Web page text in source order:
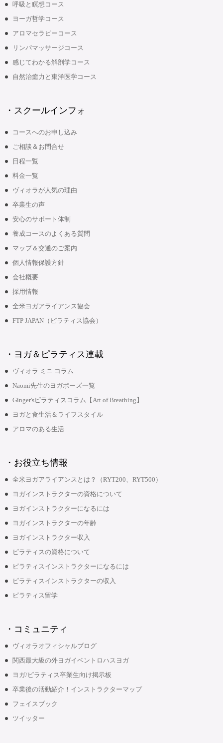
呼吸と瞑想コース
ヨーガ哲学コース
アロマセラピーコース
リンパマッサージコース
感じてわかる解剖学コース
自然治癒力と東洋医学コース
・スクールインフォ
コースへのお申し込み
ご相談＆お問合せ
日程一覧
料金一覧
ヴィオラが人気の理由
卒業生の声
安心のサポート体制
養成コースのよくある質問
マップ＆交通のご案内
個人情報保護方針
会社概要
採用情報
全米ヨガアライアンス協会
FTP JAPAN（ピラティス協会）
・ヨガ＆ピラティス連載
ヴィオラ ミニ コラム
Naomi先生のヨガポーズ一覧
Ginger'sピラティスコラム【Art of Breathing】
ヨガと食生活＆ライフスタイル
アロマのある生活
・お役立ち情報
全米ヨガアライアンスとは？（RYT200、RYT500）
ヨガインストラクターの資格について
ヨガインストラクターになるには
ヨガインストラクターの年齢
ヨガインストラクター収入
ピラティスの資格について
ピラティスインストラクターになるには
ピラティスインストラクターの収入
ピラティス留学
・コミュニティ
ヴィオラオフィシャルブログ
関西最大級の外ヨガイベントロハスヨガ
ヨガ/ピラティス卒業生向け掲示板
卒業後の活動紹介！インストラクターマップ
フェイスブック
ツイッター